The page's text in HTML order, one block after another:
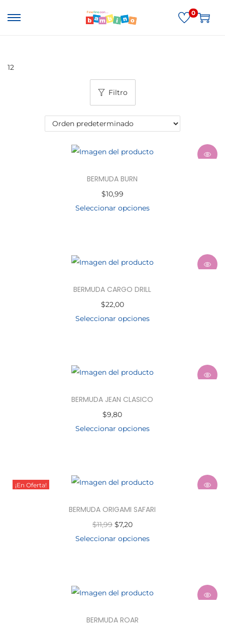
0
12
Filtro
BERMUDA BURN
$10,99
Seleccionar opciones
BERMUDA CARGO DRILL
$22,00
Seleccionar opciones
BERMUDA JEAN CLASICO
$9,80
Seleccionar opciones
¡En Oferta!
BERMUDA ORIGAMI SAFARI
$11,99 $7,20
Seleccionar opciones
BERMUDA ROAR